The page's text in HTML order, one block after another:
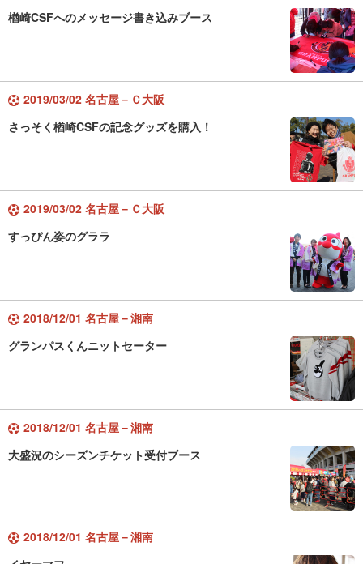
楢崎CSFへのメッセージ書き込みブース
2019/03/02 名古屋－Ｃ大阪
さっそく楢崎CSFの記念グッズを購入！
2019/03/02 名古屋－Ｃ大阪
すっぴん姿のグララ
2018/12/01 名古屋－湘南
グランパスくんニットセーター
2018/12/01 名古屋－湘南
大盛況のシーズンチケット受付ブース
2018/12/01 名古屋－湘南